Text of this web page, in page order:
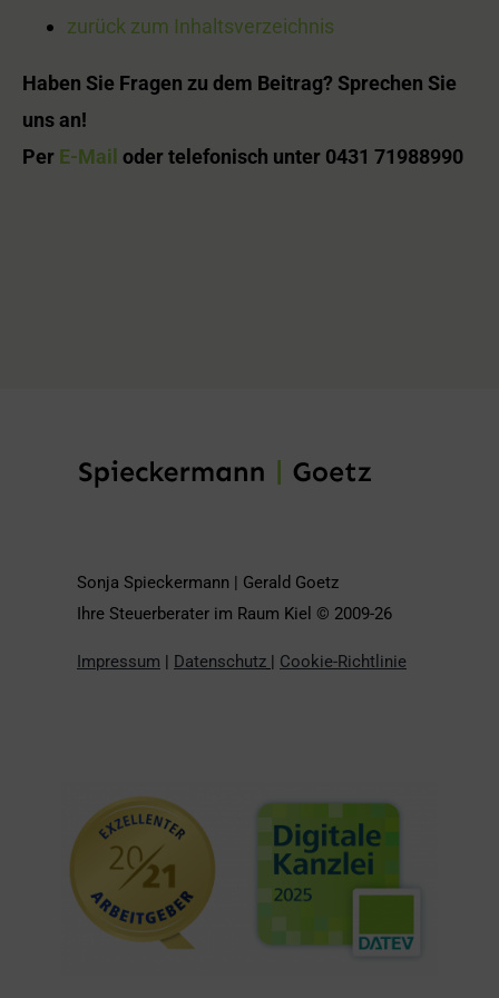
zurück zum Inhaltsverzeichnis
Haben Sie Fragen zu dem Beitrag? Sprechen Sie
uns an!
Per E-Mail oder telefonisch unter 0431 71988990
Sonja Spieckermann | Gerald Goetz
Ihre Steuerberater im Raum Kiel © 2009-26
Impressum | Datenschutz | Cookie-Richtlinie